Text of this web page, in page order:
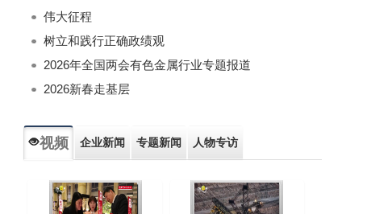
伟大征程
树立和践行正确政绩观
2026年全国两会有色金属行业专题报道
2026新春走基层
视频 企业新闻 专题新闻 人物专访